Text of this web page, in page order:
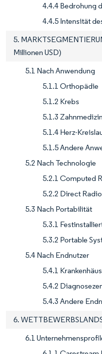
4.4.4 Bedrohung
4.4.5 Intensität
5.
Millionen USD)
5.1 Nach Anwendung
5.1.1 Orthopädie
5.1.2 Krebs
5.1.3 Zahnmedizin
5.1.4 Herz-
5.1.5 Andere
5.2 Nach Technologie
5.2.1 Computed
5.2.2 Direct
5.3 Nach Portabilität
5.3.1
5.3.2 Portable
5.4 Nach Endnutzer
5.4.1
5.4.2
5.4.3 Andere
6.
6.1